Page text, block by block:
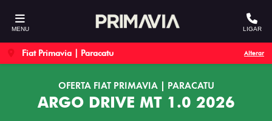
MENU LIGAR
Fiat Primavia | Paracatu Alterar
OFERTA FIAT PRIMAVIA | PARACATU
ARGO DRIVE MT 1.0 2026